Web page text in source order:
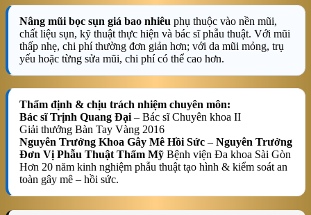
Nâng mũi bọc sụn giá bao nhiêu phụ thuộc vào nền mũi,
chất liệu sụn, kỹ thuật thực hiện và bác sĩ phẫu thuật. Với mũi
thấp nhẹ, chi phí thường đơn giản hơn; với da mũi mỏng, trụ
yếu hoặc từng sửa mũi, chi phí có thể cao hơn.
Thẩm định & chịu trách nhiệm chuyên môn:
Bác sĩ Trịnh Quang Đại – Bác sĩ Chuyên khoa II
Giải thưởng Bàn Tay Vàng 2016
Nguyên Trưởng Khoa Gây Mê Hồi Sức – Nguyên Trưởng
Đơn Vị Phẫu Thuật Thẩm Mỹ Bệnh viện Đa khoa Sài Gòn
Hơn 20 năm kinh nghiệm phẫu thuật tạo hình & kiểm soát an
toàn gây mê – hồi sức.